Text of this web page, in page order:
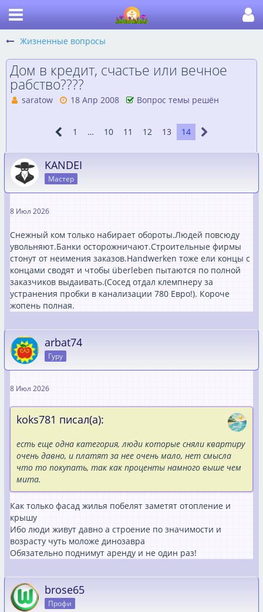
Жизненные вопросы
Дом в кредит, счастье или вечное
рабство????
saratow 18 Апр 2008 Вопрос темы решён
1 … 10 11 12 13 14
KANDEI
Мастер
8 Июл 2026
Снежный ком только набирает обороты.Людей повсюду
увольняют.Банки осторожничают.Строительные фирмы
стонут от неимения заказов.Handwerken тоже ели концы с
концами сводят и чтобы überleben пытаются по полной
заказчиков выдаивать.(Сосед отдал клемпнеру за
устранения пробки в канализации 780 Евро!). Короче
жопень полная.
arbat74
Гуру
8 Июл 2026
koks781 писал(а):
есть еще одна категория, люди которые сняли квартиру
очень давно, и платят за нее очень мало, нет смысла
что то покупать, так как проценты намного выше чем
мита.
Как только фасад жилья побелят заметят отопление и
крышу
Ибо люди живут давно а строение по значимости и
возрасту чуть моложе динозавра
Обязательно поднимут аренду и не один раз!
brose65
Профи